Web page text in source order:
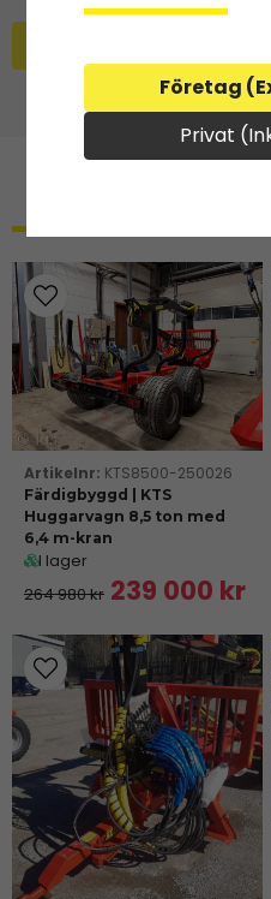
KTS8500-250026
Färdigbyggd | KTS
Huggarvagn 8,5 ton med
6,4 m-kran
I lager
264 980 kr 239 000 kr
Företag
Privat